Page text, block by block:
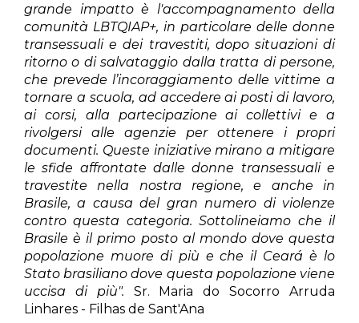
grande impatto è l'accompagnamento della
comunità LBTQIAP+, in particolare delle donne
transessuali e dei travestiti, dopo situazioni di
ritorno o di salvataggio dalla tratta di persone,
che prevede l’incoraggiamento delle vittime a
tornare a scuola, ad accedere ai posti di lavoro,
ai corsi, alla partecipazione ai collettivi e a
rivolgersi alle agenzie per ottenere i propri
documenti. Queste iniziative mirano a mitigare
le sfide affrontate dalle donne transessuali e
travestite nella nostra regione, e anche in
Brasile, a causa del gran numero di violenze
contro questa categoria. Sottolineiamo che il
Brasile è il primo posto al mondo dove questa
popolazione muore di più e che il Ceará è lo
Stato brasiliano dove questa popolazione viene
uccisa di più". Sr. Maria do Socorro Arruda
Linhares - Filhas de Sant'Ana